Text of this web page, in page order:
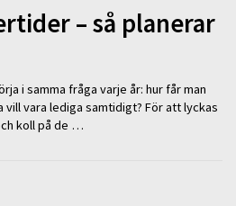
– så planerar
i samma fråga varje år: hur får man
vill vara lediga samtidigt? För att lyckas
koll på de …